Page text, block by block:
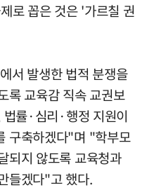
로 꼽은 것은 '가르칠 권
서 발생한 법적 분쟁을
록 교육감 직속 교권보
률·심리·행정 지원이
구축하겠다"며 "학부모
되지 않도록 교육청과
들겠다"고 했다.